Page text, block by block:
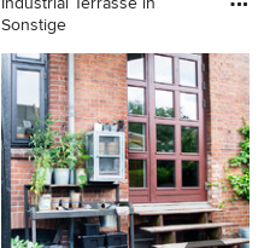
Sonstige
Industrial Terrasse in
Sonstige